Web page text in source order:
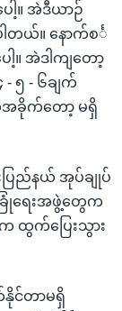
ေါ့။ အဲဒီယာဉ်
တယ်။ နောက်စင်္
။ အဲဒါကျတော့
၅ - ၆ချက်
အခိုက်တော့ မရှိ
ြည်နယ် အုပ်ချုပ်
ြုံရေးအဖွဲ့တွေက
ထွက်ပြေးသွား
င်တာမရှိ